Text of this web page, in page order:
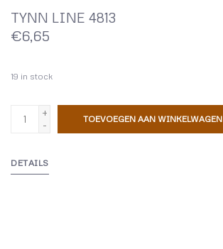
TYNN LINE 4813
€6,65
19 in stock
+
-
TOEVOEGEN AAN WINKELWAGEN
DETAILS